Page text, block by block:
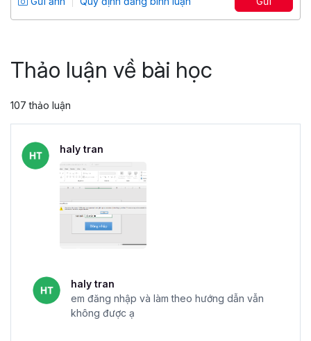
4.86
25,045
Thảo luận về bài học
107 thảo luận
haly tran
haly tran
em đăng nhập và làm theo hướng dẫn vẫn
không được ạ